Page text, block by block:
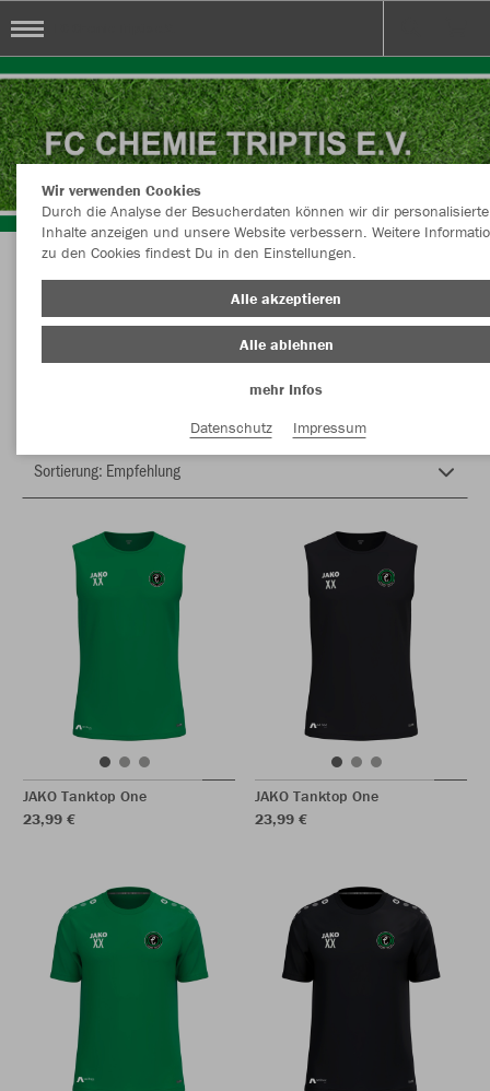
FC Chemie Triptis e.V.
Farbe
JAKO Tanktop One
23,99 €
JAKO Tanktop One
23,99 €
Wir verwenden Cookies
Durch die Analyse der Besucherdaten können wir dir personalisierte
Inhalte anzeigen und unsere Website verbessern. Weitere
zu den Cookies findest Du in den Einstellungen.
Alle akzeptieren
Alle ablehnen
mehr Infos
Datenschutz
Impressum